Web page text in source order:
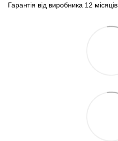
Гарантія від виробника 12 місяців.